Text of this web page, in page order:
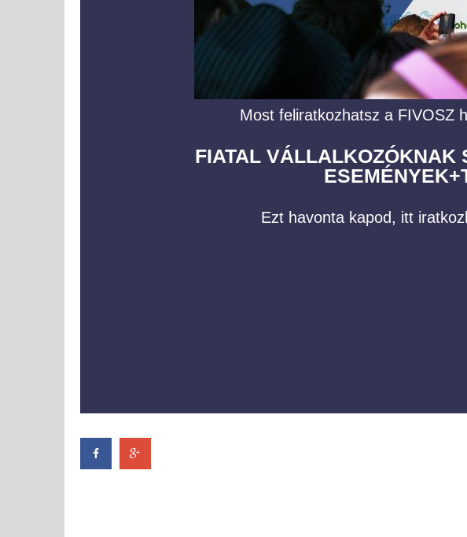
Most feliratkozhatsz a FIVOSZ
FIATAL VÁLLALKOZÓKNAK
Ezt havonta kapod, itt